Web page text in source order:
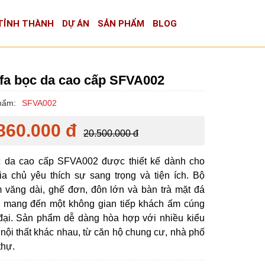
THÀNH DỰ ÁN SẢN PHẨM BLOG
bọc da cao cấp SFVA002
SFVA002
đ 20.500.000 đ
da cao cấp SFVA002 được thiết kế dành cho
chủ yêu thích sự sang trọng và tiện ích. Bộ
văng dài, ghế đơn, đôn lớn và bàn trà mặt đá
mang đến một không gian tiếp khách ấm cúng
Sản phẩm dễ dàng hòa hợp với nhiều kiểu
thất khác nhau, từ căn hộ chung cư, nhà phố